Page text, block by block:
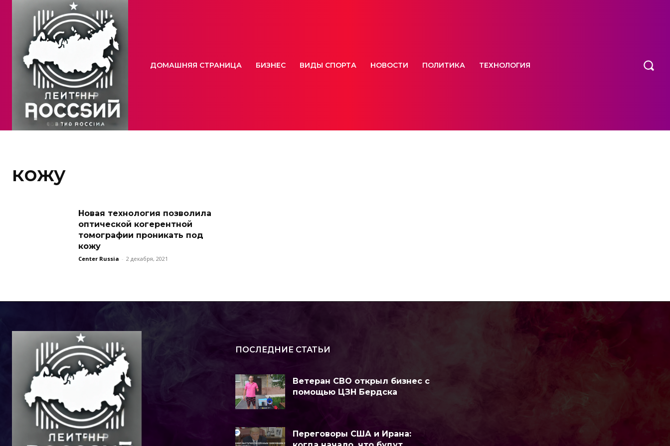
ДОМАШНЯЯ СТРАНИЦА БИЗНЕС ВИДЫ СПОРТА НОВОСТИ ПОЛИТИКА ТЕХНОЛОГИЯ
кожу
Новая технология позволила
оптической когерентной
томографии проникать под
кожу
Center Russia - 2 декабря, 2021
ПОСЛЕДНИЕ СТАТЬИ
Ветеран СВО открыл бизнес с
помощью ЦЗН Бердска
Переговоры США и Ирана: